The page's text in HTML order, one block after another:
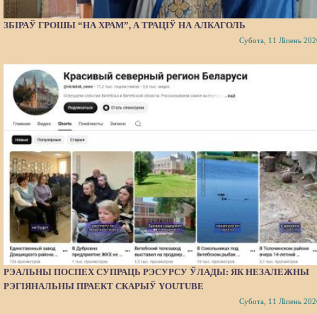
ЗБІРАЎ ГРОШЫ “НА ХРАМ”, А ТРАЦІЎ НА АЛКАГОЛЬ
Субота, 11 Ліпень
РЭАЛЬНЫ ПОСПЕХ СУПРАЦЬ РЭСУРСУ ЎЛАДЫ: ЯК НЕЗАЛЕЖНЫ
РЭГІЯНАЛЬНЫ ПРАЕКТ СКАРЫЎ YOUTUBE
Субота, 11 Ліпень